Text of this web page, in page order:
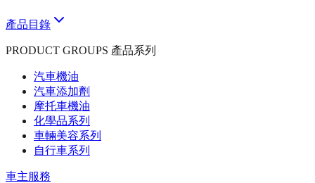
產品目錄
PRODUCT GROUPS 產品系列
汽車機油
汽車添加劑
摩托車機油
化學品系列
車輛美容系列
自行車系列
車主服務